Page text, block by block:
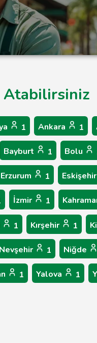
Atabilirsiniz
1 Ankara 1
Bayburt 1 Bolu
Erzurum 1 Eskişehir
İzmir 1
1 Kırşehir 1
Nevşehir 1 Niğde
1 Yalova 1